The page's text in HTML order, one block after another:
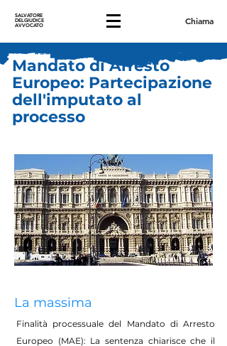
SALVATORE
DELGIUDICE
AVVOCATO Chiama
Mandato di Arresto
Europeo: Partecipazione
dell'imputato al
processo
La massima
Finalità processuale del Mandato di Arresto
Europeo (MAE): La sentenza chiarisce che il